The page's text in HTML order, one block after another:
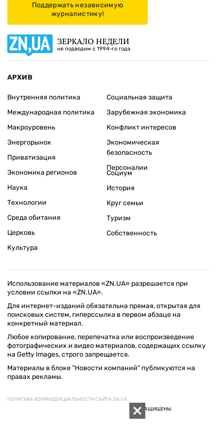
Поддержать независимую
журналистику!
ЗЕРКАЛО НЕДЕЛИ
не подводим с 1994-го года
АРХИВ
Внутренняя политика
Международная политика
Макроуровень
Энергорынок
Приватизация
Экономика регионов
Социальная защита
Зарубежная экономика
Конфликт интересов
Экономическая
безопасность
Персоналии
Наука
Технологии
Среда обитания
Церковь
Культура
Социум
История
Круг семьи
Туризм
Собственность
Использование материалов «ZN.UA» разрешается при
условии ссылки на «ZN.UA».
Для интернет-изданий обязательна прямая, открытая для
поисковых систем, гиперссылка в первом абзаце на
конкретный материал.
Любое копирование, перепечатка или воспроизведение
фотографических и видео материалов, содержащих ссылку
на Getty Images, строго запрещается.
Материалы в блоке "Новости компаний" публикуются на
правах рекламы.
ПОЛИТИКА КОНФИДЕНЦИАЛЬНОСТИ САЙТА ZN.UA
© 1994–2026 «ЗЕРКАЛО НЕДЕЛИ. УКРАИНА». ВСЕ ПРАВА ЗАЩИЩЕНЫ.